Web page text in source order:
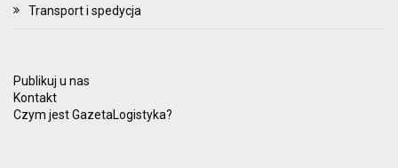
Transport i spedycja
Publikuj u nas
Kontakt
Czym jest GazetaLogistyka?